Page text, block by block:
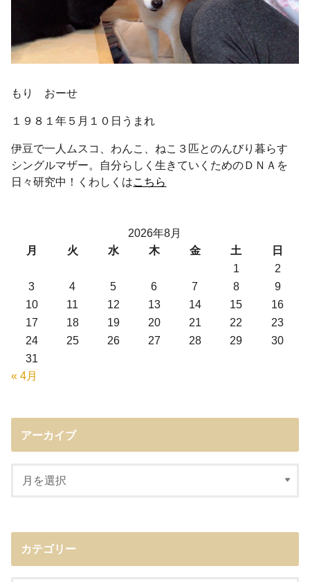
もり おーせ
１９８１年５月１０日うまれ
伊豆で一人ムスコ、わんこ、ねこ３匹とのんびり暮らす
シングルマザー。自分らしく生きていくためのＤＮＡを
日々研究中！くわしくはこちら
2026年8月
月
火 水 木 金 土
日
1
2
3
4 5 6 7 8
9
10
11 12 13 14 15
16
17
18 19 20 21 22
23
24
25 26 27 28 29
30
31
« 4月
アーカイブ
カテゴリー